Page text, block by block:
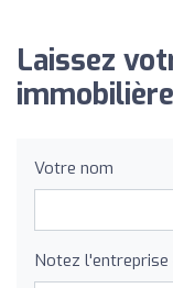
Laissez
Votre nom
Notez l'entreprise